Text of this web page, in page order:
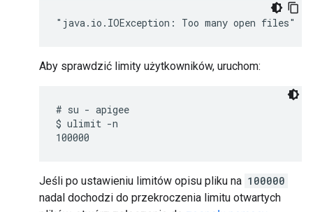
"java.io.IOException: Too many open files"
Aby sprawdzić limity użytkowników, uruchom:
# su - apigee
$ ulimit -n
Jeśli po ustawieniu limitów opisu pliku na 100000
nadal dochodzi do przekroczenia limitu otwartych